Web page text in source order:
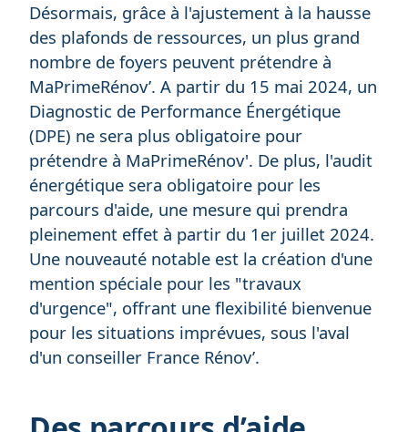
Désormais, grâce à l'ajustement à la hausse
des plafonds de ressources, un plus grand
nombre de foyers peuvent prétendre à
MaPrimeRénov’. A partir du 15 mai 2024, un
Diagnostic de Performance Énergétique
(DPE) ne sera plus obligatoire pour
prétendre à MaPrimeRénov'. De plus, l'audit
énergétique sera obligatoire pour les
parcours d'aide, une mesure qui prendra
pleinement effet à partir du 1er juillet 2024.
Une nouveauté notable est la création d'une
mention spéciale pour les "travaux
d'urgence", offrant une flexibilité bienvenue
pour les situations imprévues, sous l'aval
d'un conseiller France Rénov’.